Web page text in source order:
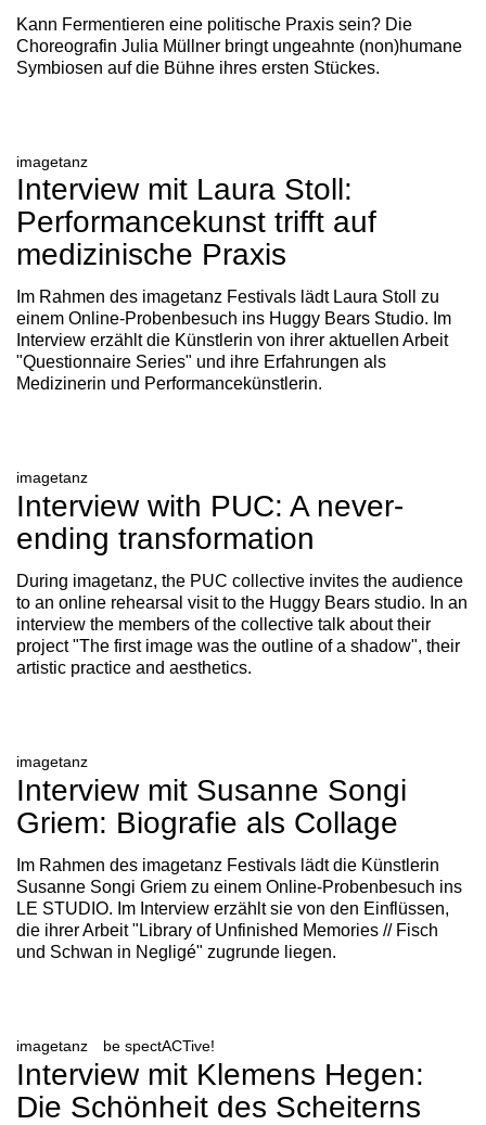
Kann Fermentieren eine politische Praxis sein? Die
Choreografin Julia Müllner bringt ungeahnte (non)humane
Symbiosen auf die Bühne ihres ersten Stückes.
imagetanz
Interview mit Laura Stoll:
Performancekunst trifft auf
medizinische Praxis
Im Rahmen des imagetanz Festivals lädt Laura Stoll zu
einem Online-Probenbesuch ins Huggy Bears Studio. Im
Interview erzählt die Künstlerin von ihrer aktuellen Arbeit
"Questionnaire Series" und ihre Erfahrungen als
Medizinerin und Performancekünstlerin.
imagetanz
Interview with PUC: A never-
ending transformation
During imagetanz, the PUC collective invites the audience
to an online rehearsal visit to the Huggy Bears studio. In an
interview the members of the collective talk about their
project "The first image was the outline of a shadow", their
artistic practice and aesthetics.
imagetanz
Interview mit Susanne Songi
Griem: Biografie als Collage
Im Rahmen des imagetanz Festivals lädt die Künstlerin
Susanne Songi Griem zu einem Online-Probenbesuch ins
LE STUDIO. Im Interview erzählt sie von den Einflüssen,
die ihrer Arbeit "Library of Unfinished Memories // Fisch
und Schwan in Negligé" zugrunde liegen.
imagetanz be spectACTive!
Interview mit Klemens Hegen:
Die Schönheit des Scheiterns